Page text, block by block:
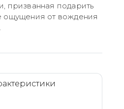
призванная подарить
ощущения от вождения